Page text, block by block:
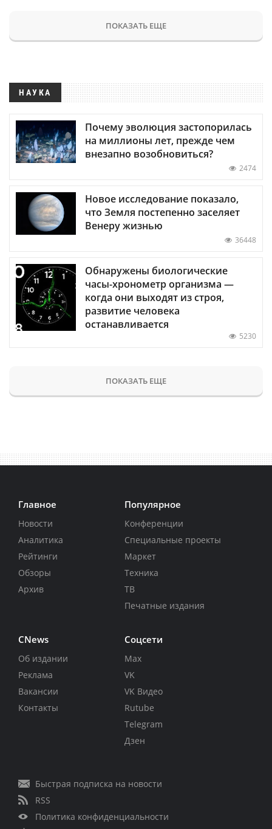
ПОКАЗАТЬ ЕЩЕ
НАУКА
Почему эволюция застопорилась
на миллионы лет, прежде чем
внезапно возобновиться?
2474
Новое исследование показало,
что Земля постепенно заселяет
Венеру жизнью
36448
Обнаружены биологические
часы-хронометр организма —
когда они выходят из строя,
развитие человека
останавливается
5230
ПОКАЗАТЬ ЕЩЕ
Главное
Новости
Аналитика
Рейтинги
Обзоры
Архив
Популярное
Конференции
Специальные проекты
Маркет
Техника
ТВ
Печатные издания
CNews
Об издании
Реклама
Вакансии
Контакты
Соцсети
Max
VK
VK Видео
Rutube
Telegram
Дзен
Быстрая подписка на новости
RSS
Политика конфиденциальности